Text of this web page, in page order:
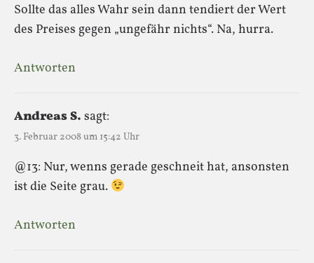
Sollte das alles Wahr sein dann tendiert der Wert
des Preises gegen „ungefähr nichts“. Na, hurra.
Antworten
Andreas S. sagt:
3. Februar 2008 um 15:42 Uhr
@13: Nur, wenns gerade geschneit hat, ansonsten
ist die Seite grau.
Antworten